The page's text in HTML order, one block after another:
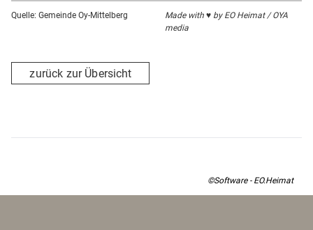
Quelle: Gemeinde Oy-Mittelberg
Made with ♥ by EO Heimat / OYA
media
zurück zur Übersicht
©Software - EO.Heimat